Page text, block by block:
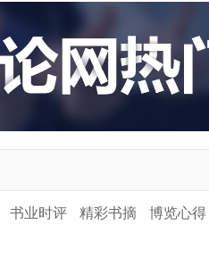
书业时评 精彩书摘 博览心得